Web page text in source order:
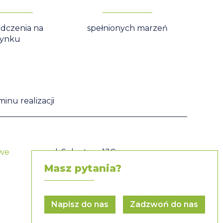
na
spełnionych marzeń
realizacji
ul. Sokratesa 13C
01-909 Warszawa
e-mail:info@rimac.com.pl
Masz pytania?
Napisz do nas Zadzwoń do nas